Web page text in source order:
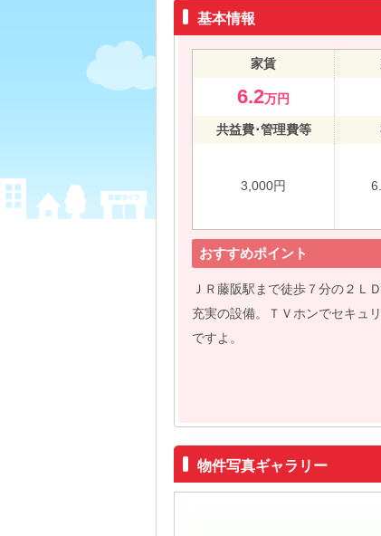
基本情報
家賃
6.2万円
共益費･管理費等
3,000円
おすすめポイント
ＪＲ藤阪駅まで徒歩７分の２Ｌ
充実の設備。ＴＶホンでセキュ
ですよ。
物件写真ギャラリー